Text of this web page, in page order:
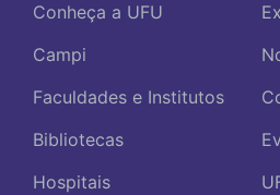
Conheça a UFU
Campi
Faculdades e Institutos
Bibliotecas
Hospitais